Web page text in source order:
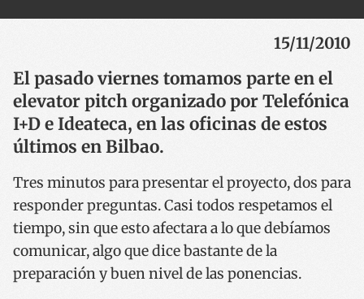
15/11/2010
El pasado viernes tomamos parte en el
elevator pitch organizado por Telefónica
I+D e Ideateca, en las oficinas de estos
últimos en Bilbao.
Tres minutos para presentar el proyecto, dos para
responder preguntas. Casi todos respetamos el
tiempo, sin que esto afectara a lo que debíamos
comunicar, algo que dice bastante de la
preparación y buen nivel de las ponencias.